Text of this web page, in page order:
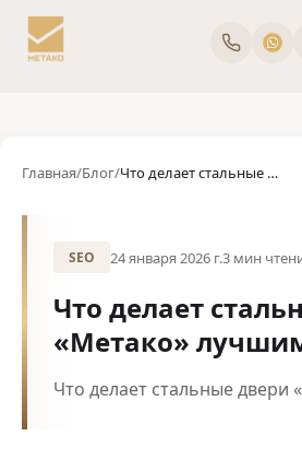
Главная/Блог/ Что делает стальные двери «Метако» лучшими
SEO 24 января 2026 г.3 мин
Что делает
«Метако»
Что делает стальные